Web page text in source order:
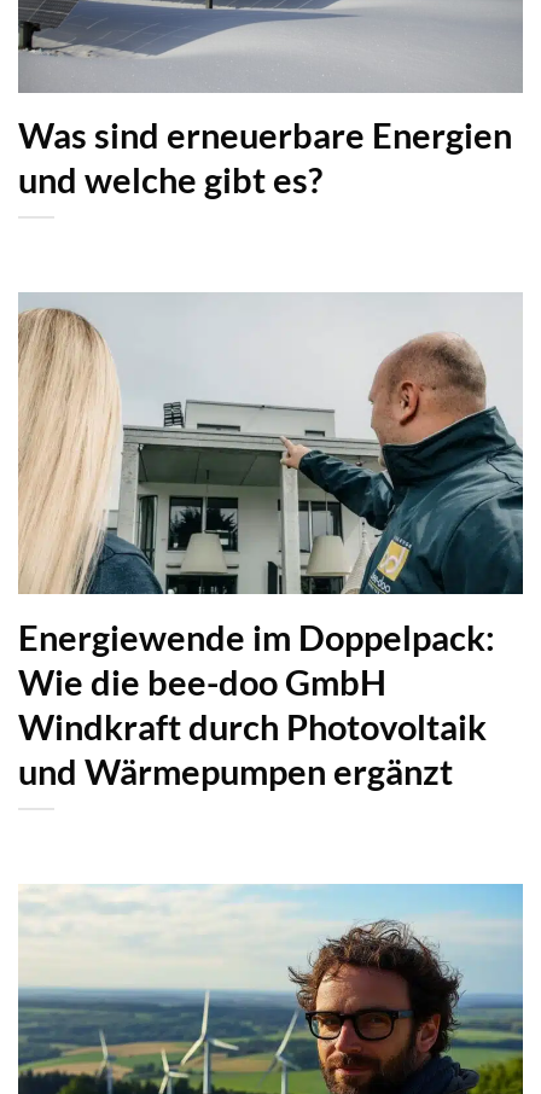
Was sind erneuerbare Energien
und welche gibt es?
Energiewende im Doppelpack:
Wie die bee-doo GmbH
Windkraft durch Photovoltaik
und Wärmepumpen ergänzt